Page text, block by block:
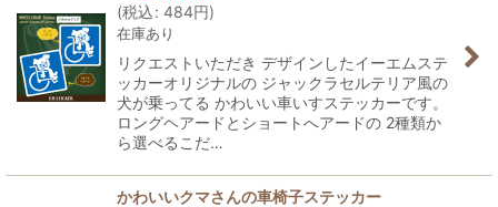
(税込: 484円)
在庫あり
リクエストいただき デザインしたイーエムステ
ッカーオリジナルの ジャックラセルテリア風の
犬が乗ってる かわいい車いすステッカーです。
ロングヘアードとショートへアードの 2種類か
ら選べるこだ…
かわいいクマさんの車椅子ステッカー